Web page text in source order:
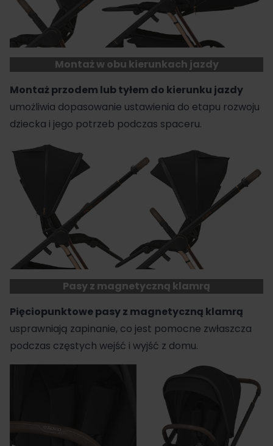
Montaż w obu kierunkach jazdy
Montaż przodem lub tyłem do kierunku jazdy
umożliwia dopasowanie ustawienia do etapu rozwoju
dziecka i jego potrzeb podczas spaceru.
Pasy z magnetyczną klamrą
Pięciopunktowe pasy z magnetyczną klamrą
usprawniają zapinanie, co jest pomocne zwłaszcza
podczas częstych wejść i wyjść z domu.